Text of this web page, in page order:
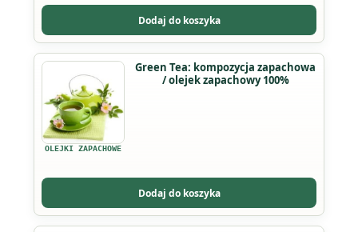
Dodaj do koszyka
można
wybrać
na
stronie
produktu
OLEJKI ZAPACHOWE
Green Tea: kompozycja zapachowa
/ olejek zapachowy 100%
Dodaj do koszyka
Ten
produkt
ma
wiele
wariantów.
można
wybrać
na